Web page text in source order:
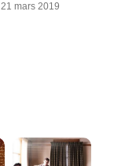
21 mars 2019